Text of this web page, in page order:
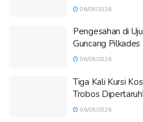
06/08/2026
Pengesahan di
Guncang
06/08/2026
Tiga Kali Kursi
Trobos
06/08/2026